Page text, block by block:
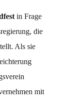
in Frage
die
Als sie
mit